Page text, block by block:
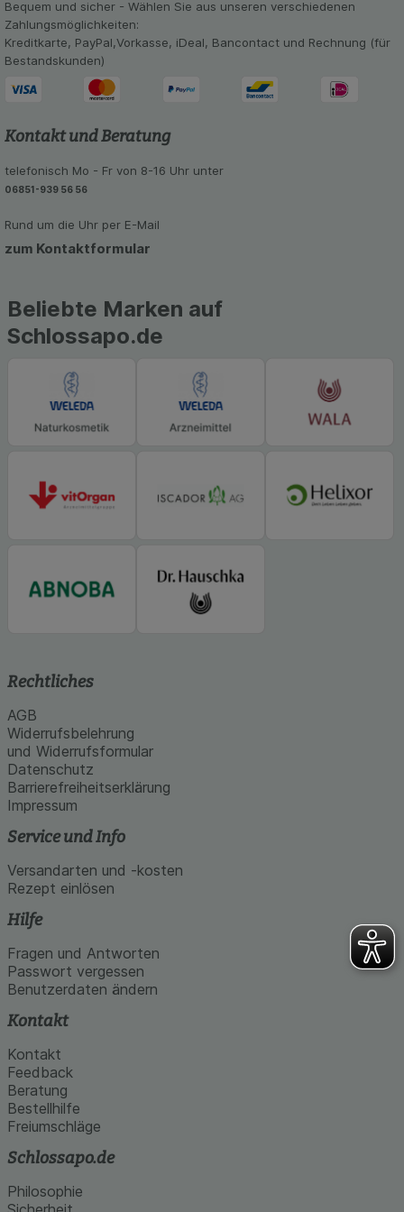
Informationen über die Art und Weise der Nutzung
unserer Website sammeln, mit deren Hilfe wir
unsere Website weiter für Sie optimieren können,
den Inhalt auf unserer Website aber auch die
Werbung auf Drittseiten möglichst relevant für Sie
zu gestalten. Bitte beachten Sie, dass Daten
hierfür teilweise an Dritte wie z.B. Google oder
soziale Medien übertragen werden.
Bequem und sicher - Wählen Sie aus unseren verschiedenen
Zahlungsmöglichkeiten:
Kreditkarte, PayPal,Vorkasse, iDeal, Bancontact und Rechnung (für
Bestandskunden)
Kontakt und Beratung
telefonisch Mo - Fr von 8-16 Uhr unter
06851-939 56 56
Rund um die Uhr per E-Mail
zum Kontaktformular
Beliebte Marken auf
Schlossapo.de
Rechtliches
AGB
Widerrufsbelehrung
und Widerrufsformular
Datenschutz
Barrierefreiheitserklärung
Impressum
Service und Info
Versandarten und -kosten
Rezept einlösen
Hilfe
Fragen und Antworten
Passwort vergessen
Benutzerdaten ändern
Kontakt
Kontakt
Feedback
Beratung
Bestellhilfe
Freiumschläge
Schlossapo.de
Philosophie